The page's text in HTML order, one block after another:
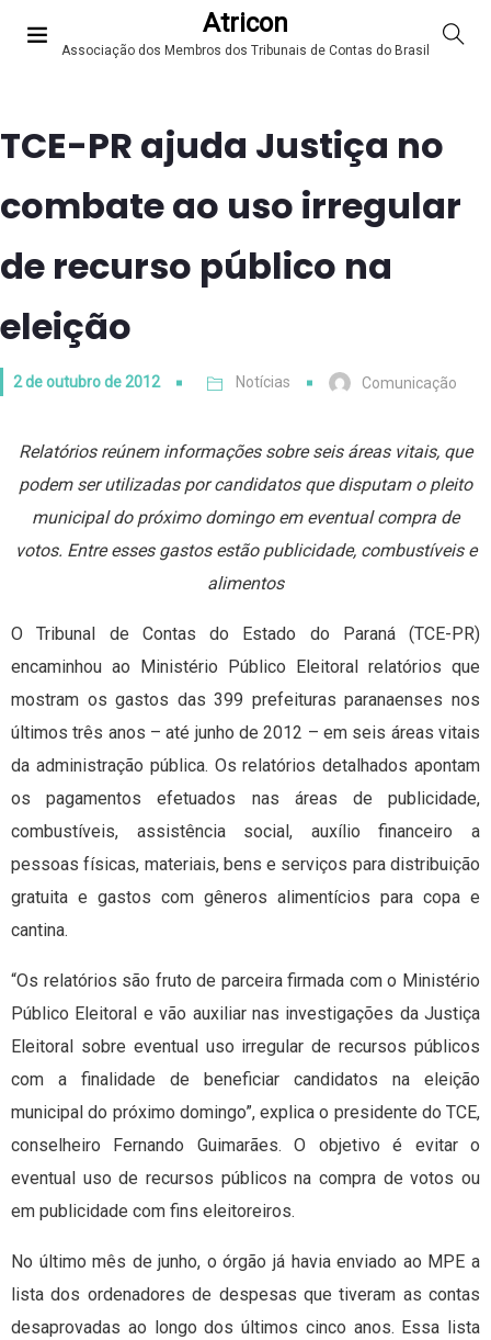
Atricon
Associação dos Membros dos Tribunais de Contas do Brasil
TCE-PR ajuda Justiça no
combate ao uso irregular
de recurso público na
eleição
2 de outubro de 2012 Notícias Comunicação
Relatórios reúnem informações sobre seis áreas vitais, que
podem ser utilizadas por candidatos que disputam o pleito
municipal do próximo domingo em eventual compra de
votos. Entre esses gastos estão publicidade, combustíveis e
alimentos
O Tribunal de Contas do Estado do Paraná (TCE-PR)
encaminhou ao Ministério Público Eleitoral relatórios que
mostram os gastos das 399 prefeituras paranaenses nos
últimos três anos – até junho de 2012 – em seis áreas vitais
da administração pública. Os relatórios detalhados apontam
os pagamentos efetuados nas áreas de publicidade,
combustíveis, assistência social, auxílio financeiro a
pessoas físicas, materiais, bens e serviços para distribuição
gratuita e gastos com gêneros alimentícios para copa e
cantina.
“Os relatórios são fruto de parceira firmada com o Ministério
Público Eleitoral e vão auxiliar nas investigações da Justiça
Eleitoral sobre eventual uso irregular de recursos públicos
com a finalidade de beneficiar candidatos na eleição
municipal do próximo domingo”, explica o presidente do TCE,
conselheiro Fernando Guimarães. O objetivo é evitar o
eventual uso de recursos públicos na compra de votos ou
em publicidade com fins eleitoreiros.
No último mês de junho, o órgão já havia enviado ao MPE a
lista dos ordenadores de despesas que tiveram as contas
desaprovadas ao longo dos últimos cinco anos. Essa lista